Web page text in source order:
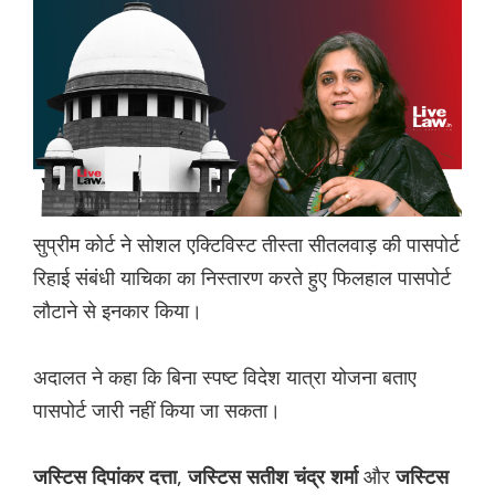
सुप्रीम कोर्ट ने सोशल एक्टिविस्ट तीस्ता सीतलवाड़ की पासपोर्ट
रिहाई संबंधी याचिका का निस्तारण करते हुए फिलहाल पासपोर्ट
लौटाने से इनकार किया।
अदालत ने कहा कि बिना स्पष्ट विदेश यात्रा योजना बताए
पासपोर्ट जारी नहीं किया जा सकता।
जस्टिस दिपांकर दत्ता,जस्टिस सतीश चंद्र शर्मा औरजस्टिस